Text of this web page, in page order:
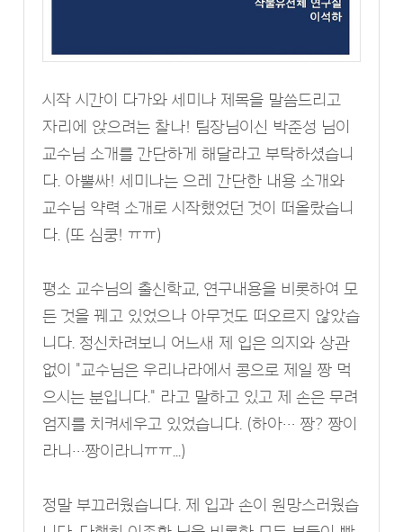
시작 시간이 다가와 세미나 제목을 말씀드리고
자리에 앉으려는 찰나! 팀장님이신 박준성 님이
교수님 소개를 간단하게 해달라고 부탁하셨습니
다. 아뿔싸! 세미나는 으레 간단한 내용 소개와
교수님 약력 소개로 시작했었던 것이 떠올랐습니
다. (또 심쿵! ㅠㅠ)
평소 교수님의 출신학교, 연구내용을 비롯하여 모
든 것을 꿰고 있었으나 아무것도 떠오르지 않았습
니다. 정신차려보니 어느새 제 입은 의지와 상관
없이 "교수님은 우리나라에서 콩으로 제일 짱 먹
으시는 분입니다." 라고 말하고 있고 제 손은 무려
엄지를 치켜세우고 있었습니다. (하아… 짱? 짱이
라니…짱이라니ㅠㅠ...)
정말 부끄러웠습니다. 제 입과 손이 원망스러웠습